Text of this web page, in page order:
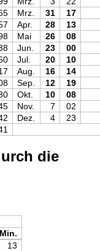
Mrz. 31
17
Apr. 28
13
Mai 26
08
Jun. 23
00
Jul. 20
10
Aug. 16
14
Sep. 12
19
Okt. 10
08
Nov. 7
02
Dez. 4
23
die
Min.
13